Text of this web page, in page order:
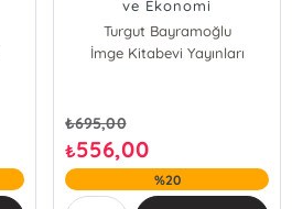
ve Ekonomi
Turgut Bayramoğlu
İmge Kitabevi Yayınları
₺695,00
₺556,00
%20